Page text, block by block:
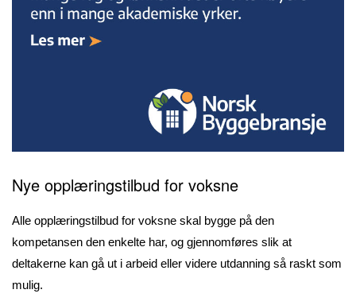
Nye opplæringstilbud for voksne
Alle opplæringstilbud for voksne skal bygge på den
kompetansen den enkelte har, og gjennomføres slik at
deltakerne kan gå ut i arbeid eller videre utdanning så raskt som
mulig.